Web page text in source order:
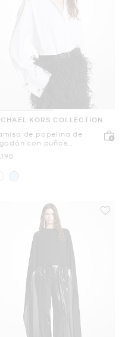
KORS COLLECTION
de popelina de
con puños
y ribete